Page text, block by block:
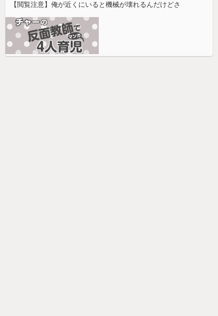
【閲覧注意】俺が近くにいると機械が壊れるんだけどさ